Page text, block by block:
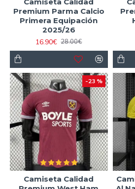
Premium Parma Calcio
Primera Equipación
2025/26
16.90€ 28.00€
-23 %
Camiseta Calidad